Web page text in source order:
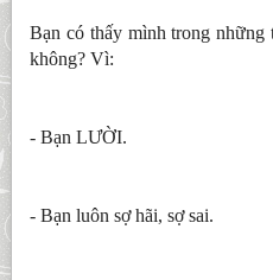
Bạn có thấy mình trong những
không? Vì:
- Bạn LƯỜI.
- Bạn luôn sợ hãi, sợ sai.